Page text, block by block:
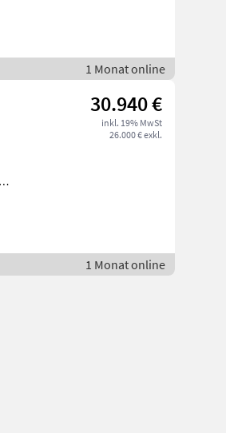
1 Monat online
30.940 €
inkl. 19% MwSt
26.000 € exkl.
1 Monat online